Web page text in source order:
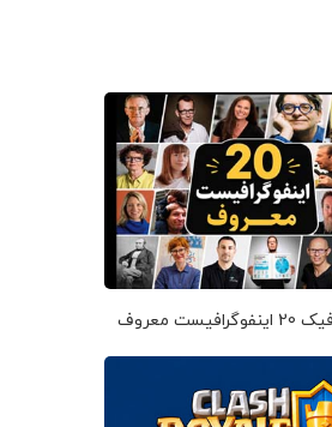
معروف